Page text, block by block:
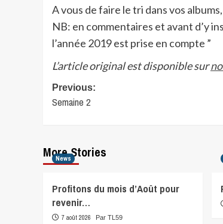
A vous de faire le tri dans vos
NB: en commentaires et avant d’y
l’année 2019 est prise en compte ”
L’article original est disponible sur
Post
navigation
Previous:
Semaine 2
More Stories
News
Profitons du mois d’Août pour
revenir…
7 août 2026 Par TL59